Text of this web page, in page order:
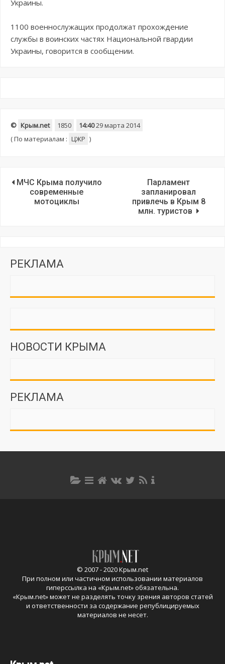
Украины.
1100 военнослужащих продолжат прохождение
службы в воинских частях Национальной гвардии
Украины, говорится в сообщении.
© Крым.net 1850 14:4029 марта 2014
(По материалам : ЦЖР )
МЧС Крыма получило
современные
мотоциклы
Парламент
запланировал
привлечь в Крым 8
млн. туристов
РЕКЛАМА
НОВОСТИ КРЫМА
РЕКЛАМА
© 2007 - 2020 Крым.net
При полном или частичном использовании материалов
гиперссылка на «Крым.net» обязательна.
«Крым.net» может не разделять точку зрения авторов статей
и ответственности за содержание републицируемых
материалов не несет.